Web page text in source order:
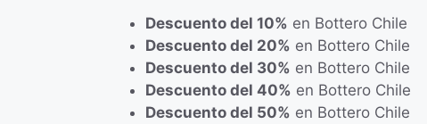
Descuento del 10% en Bottero Chile
Descuento del 20% en Bottero Chile
Descuento del 30% en Bottero Chile
Descuento del 40% en Bottero Chile
Descuento del 50% en Bottero Chile